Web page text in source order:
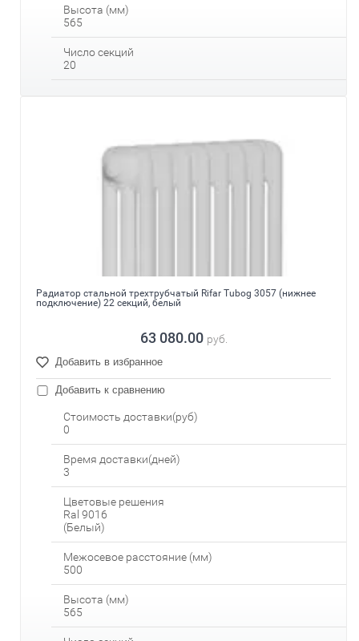
Высота (мм)
565
Число секций
20
Радиатор стальной трехтрубчатый Rifar Tubog 3057 (нижнее
подключение) 22 секций, белый
63 080.00 руб.
Добавить в избранное
Добавить к сравнению
Стоимость доставки(руб)
0
Время доставки(дней)
3
Цветовые решения
Ral 9016
(Белый)
Межосевое расстояние (мм)
500
Высота (мм)
565